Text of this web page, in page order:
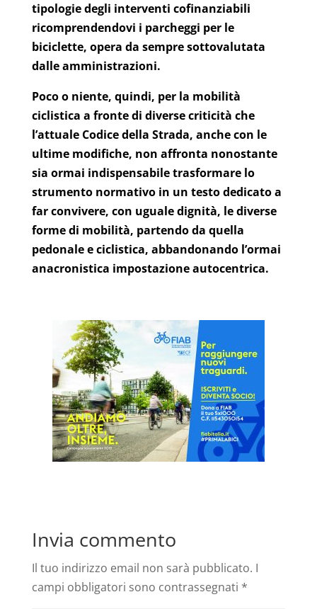
tipologie degli interventi cofinanziabili
ricomprendendovi i parcheggi per le
biciclette, opera da sempre sottovalutata
dalle amministrazioni.
Poco o niente, quindi, per la mobilità
ciclistica a fronte di diverse criticità che
l’attuale Codice della Strada, anche con le
ultime modifiche, non affronta nonostante
sia ormai indispensabile trasformare lo
strumento normativo in un testo dedicato a
far convivere, con uguale dignità, le diverse
forme di mobilità, partendo da quella
pedonale e ciclistica, abbandonando l’ormai
anacronistica impostazione autocentrica.
Invia commento
Il tuo indirizzo email non sarà pubblicato. I
campi obbligatori sono contrassegnati *